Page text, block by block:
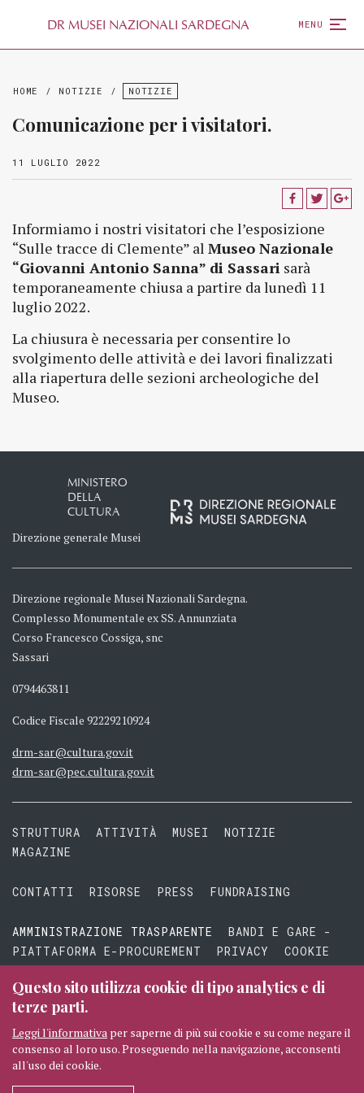
DR MUSEI NAZIONALI SARDEGNA MENU
HOME / NOTIZIE / NOTIZIE
Comunicazione per i visitatori.
11 LUGLIO 2022
Informiamo i nostri visitatori che l’esposizione
“Sulle tracce di Clemente” al Museo Nazionale
“Giovanni Antonio Sanna” di Sassari sarà
temporaneamente chiusa a partire da lunedì 11
luglio 2022.
La chiusura è necessaria per consentire lo
svolgimento delle attività e dei lavori finalizzati
alla riapertura delle sezioni archeologiche del
Museo.
MINISTERO
DELLA
CULTURA
Direzione generale Musei
Direzione regionale Musei Nazionali Sardegna.
Complesso Monumentale ex SS. Annunziata
Corso Francesco Cossiga, snc
Sassari
0794463811
Codice Fiscale 92229210924
drm-sar@cultura.gov.it
drm-sar@pec.cultura.gov.it
STRUTTURA ATTIVITÀ MUSEI
NOTIZIE
MAGAZINE
CONTATTI RISORSE PRESS FUNDRAISING
AMMINISTRAZIONE TRASPARENTE
BANDI E GARE -
PIATTAFORMA E-PROCUREMENT
PRIVACY
COOKIE
TERMINI E CONDIZIONI
© 2026 MIBAC TUTTI I DIRITTI RISERVATI CREDITI
Questo sito utilizza cookie di tipo analytics e di
terze parti.
Leggi l'informativa per saperne di più sui cookie e su come negare il
consenso al loro uso. Proseguendo nella navigazione, acconsenti
all'uso dei cookie.